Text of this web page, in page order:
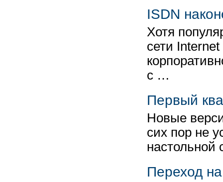
ISDN
Хотя
сети
с …
Первый
Новые
сих пор не
настольной
Переход